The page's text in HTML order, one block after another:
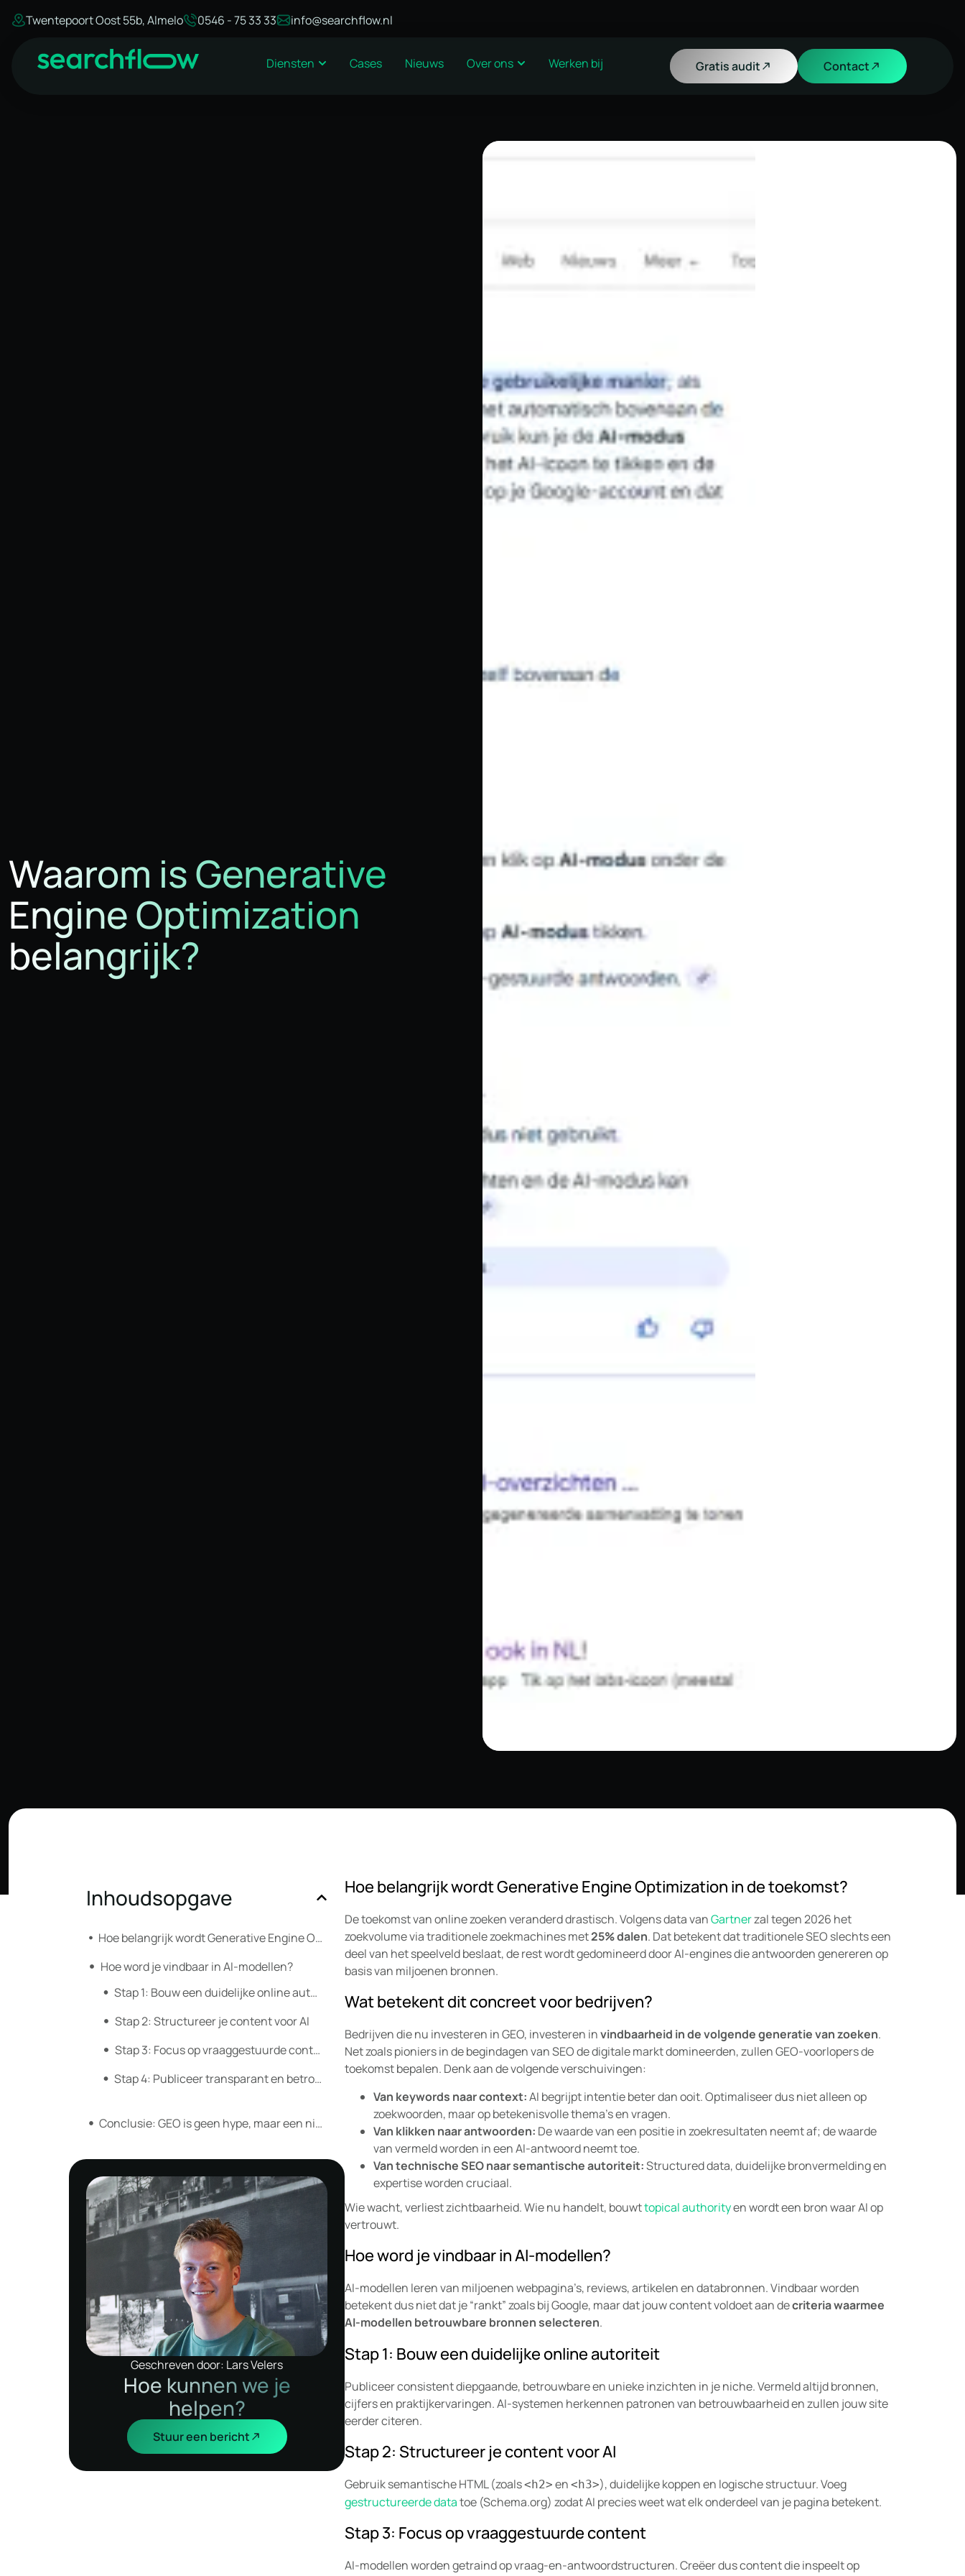
Twentepoort Oost 55b, Almelo 0546 - 75 33 33 info@searchflow.nl
Diensten Cases Nieuws Over ons Werken bij Gratis audit Contact
Waarom is Generative
Engine Optimization
belangrijk?
Inhoudsopgave
Hoe belangrijk wordt Generative Engine Optimization in de toekomst?
Hoe word je vindbaar in AI-modellen?
Stap 1: Bouw een duidelijke online autoriteit
Stap 2: Structureer je content voor AI
Stap 3: Focus op vraaggestuurde content
Stap 4: Publiceer transparant en betrouwbaar
Conclusie: GEO is geen hype, maar een nieuwe mindset
Geschreven door: Lars Velers
Hoe kunnen we je
helpen?
Stuur een bericht
Hoe belangrijk wordt Generative Engine Optimization in de toekomst?
De toekomst van online zoeken veranderd drastisch. Volgens data vanGartnerzal tegen 2026 het
zoekvolume via traditionele zoekmachines met25% dalen. Dat betekent dat traditionele SEO slechts een
deel van het speelveld beslaat, de rest wordt gedomineerd door AI-engines die antwoorden genereren op
basis van miljoenen bronnen.
Wat betekent dit concreet voor bedrijven?
Bedrijven die nu investeren in GEO, investeren invindbaarheid in de volgende generatie van zoeken.
Net zoals pioniers in de begindagen van SEO de digitale markt domineerden, zullen GEO-voorlopers de
toekomst bepalen. Denk aan de volgende verschuivingen:
Van keywords naar context:AI begrijpt intentie beter dan ooit. Optimaliseer dus niet alleen op
zoekwoorden, maar op betekenisvolle thema’s en vragen.
Van klikken naar antwoorden: De waarde van een positie in zoekresultaten neemt af; de waarde
van vermeld worden in een AI-antwoord neemt toe.
Van technische SEO naar semantische autoriteit:Structured data, duidelijke bronvermelding en
expertise worden cruciaal.
Wie wacht, verliest zichtbaarheid. Wie nu handelt, bouwttopical authorityen wordt een bron waar AI op
vertrouwt.
Hoe word je vindbaar in AI-modellen?
AI-modellen leren van miljoenen webpagina’s, reviews, artikelen en databronnen. Vindbaar worden
betekent dus niet dat je “rankt” zoals bij Google, maar dat jouw content voldoet aan decriteria waarmee
AI-modellen betrouwbare bronnen selecteren.
Stap 1: Bouw een duidelijke online autoriteit
Publiceer consistent diepgaande, betrouwbare en unieke inzichten in je niche. Vermeld altijd bronnen,
cijfers en praktijkervaringen. AI-systemen herkennen patronen van betrouwbaarheid en zullen jouw site
eerder citeren.
Stap 2: Structureer je content voor AI
Gebruik semantische HTML (zoals<h2> en <h3>), duidelijke koppen en logische structuur. Voeg
gestructureerde datatoe (Schema.org) zodat AI precies weet wat elk onderdeel van je pagina betekent.
Stap 3: Focus op vraaggestuurde content
AI-modellen worden getraind op vraag-en-antwoordstructuren. Creëer dus content die inspeelt op